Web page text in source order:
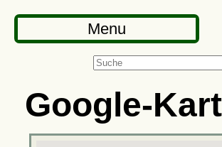
Menu
Google-